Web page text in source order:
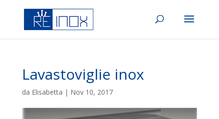
Lavastoviglie inox
da Elisabetta | Nov 10, 2017